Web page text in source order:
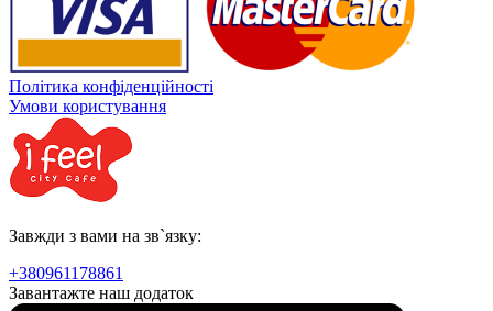
Політика конфіденційності
Умови користування
Завжди з вами на зв`язку:
+380961178861
Завантажте наш додаток